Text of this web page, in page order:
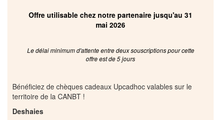
Offre utilisable chez notre partenaire jusqu'au 31
mai 2026
Le délai minimum d'attente entre deux souscriptions pour cette
offre est de 5 jours
Bénéficiez de chèques cadeaux Upcadhoc valables sur le
territoire de la CANBT !
Deshaies